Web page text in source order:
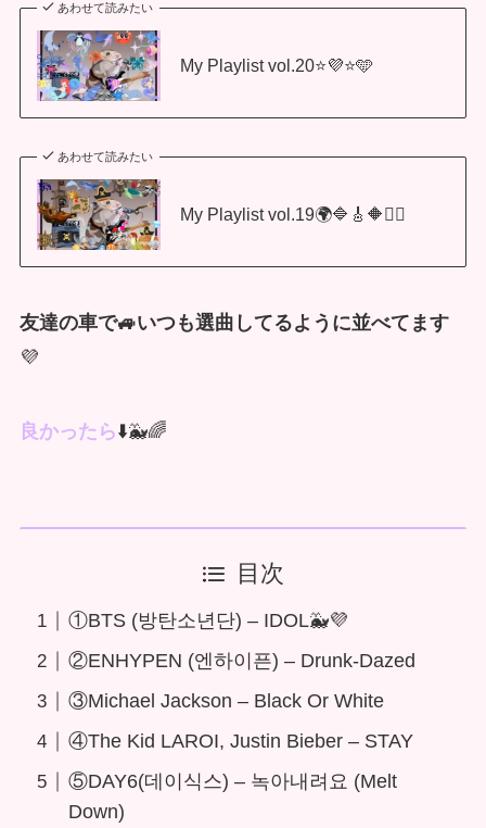
あわせて読みたい
My Playlist vol.20⭐️💜⭐️🩵
あわせて読みたい
My Playlist vol.19🌍🔷🎸🔶🏴‍☠
友達の車で🚙いつも選曲してるように並べてます
💜
良かったら⬇️🐳🌈
目次
①BTS (방탄소년단) – IDOL🐳💜
②ENHYPEN (엔하이픈) – Drunk-Dazed
③Michael Jackson – Black Or White
④The Kid LAROI, Justin Bieber – STAY
⑤DAY6(데이식스) – 녹아내려요 (Melt
Down)